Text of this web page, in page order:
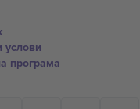
услови
програма